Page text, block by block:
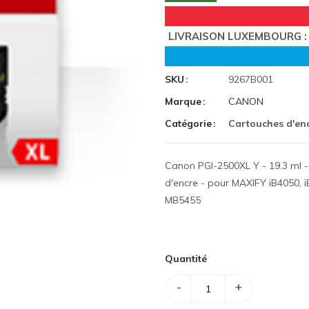
LIVRAISON LUXEMBOURG
SKU
9267B001
Marque
CANON
Catégorie
Cartouches
Canon PGI-2500XL Y - 19.3
d'encre - pour MAXIFY iB4050,
MB5455
Quantité
- +